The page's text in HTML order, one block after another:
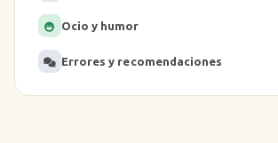
Ocio y humor
Errores y recomendaciones